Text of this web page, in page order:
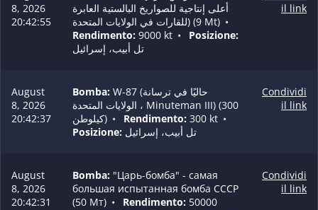
8, 2026
20:42:55
أعلى إنتاجية للصواريخ البالستية العابرة
للقارات في الولايات المتحدة) (9 Mt) •
Rendimento: 9000 kt •
Posizione:
تل أبيب، إسرائيل
il link
August
8, 2026
20:42:37
Bomba: W-87 (حاليًا في ترسانة
الولايات المتحدة ، Minuteman III) (300
كيلوطن) • Rendimento: 300 kt •
Posizione: تل أبيب، إسرائيل
Condividi
il link
August
8, 2026
20:42:31
Bomba: "Царь-бомба" - самая
большая испытанная бомба СССР
(50 Мт) • Rendimento: 50000
Condividi
il link